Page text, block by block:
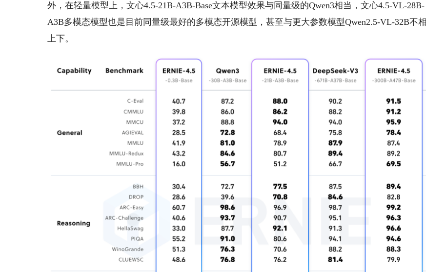
外，在轻量模型上，文心4.5-21B-A3B-Base文本模型效果与同量级的Qwen3相当，文心4.5-VL-28B-
A3B多模态模型也是目前同量级最好的多模态开源模型，甚至与更大参数模型Qwen2.5-VL-32B不相
上下。